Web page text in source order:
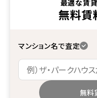
最適な賃
無料賃
マンション名で査定
無料